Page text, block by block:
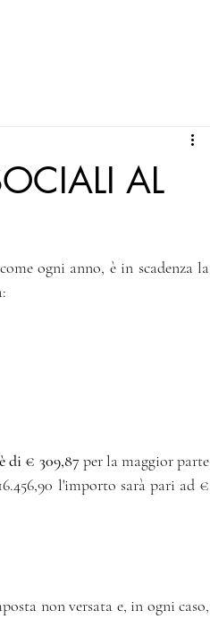
AL
è di € 309,87 per la maggior parte
l'importo sarà pari ad €
non versata e, in ogni caso,